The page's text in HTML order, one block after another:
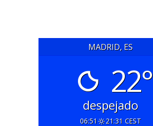
MADRID, ES
22°
despejado
06:51 21:31 CEST